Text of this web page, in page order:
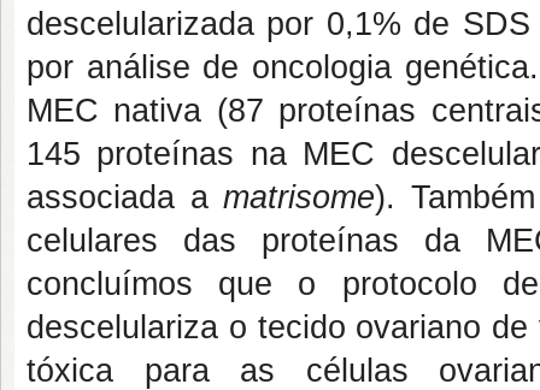
descelularizada por 0,1% de
por análise de oncologia
MEC nativa (87 proteínas
145 proteínas na MEC
associada amatrisome).
celulares das proteínas da
concluímos que o protocolo
descelulariza o tecido ovariano
tóxica para as células